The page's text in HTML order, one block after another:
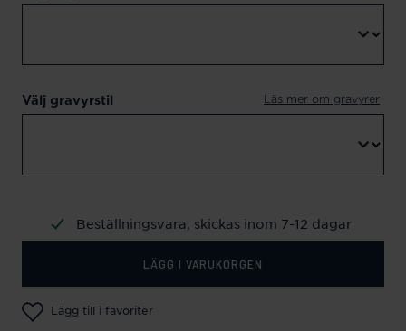
Välj gravyrstil Läs mer om gravyrer
Beställningsvara, skickas inom 7-12 dagar
LÄGG I VARUKORGEN
Lägg till i favoriter